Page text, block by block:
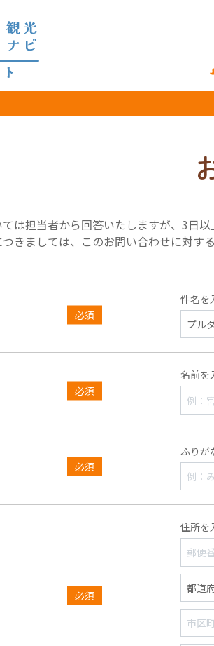
は担当者から回答いたしますが、3日以
きましては、このお問い合わせに対す
必須
件名を
必須
名前を
必須
ふりが
必須
住所を